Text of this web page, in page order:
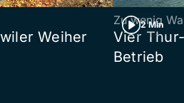
Weiher
2 Min
Zu wenig
Vier
Betrieb